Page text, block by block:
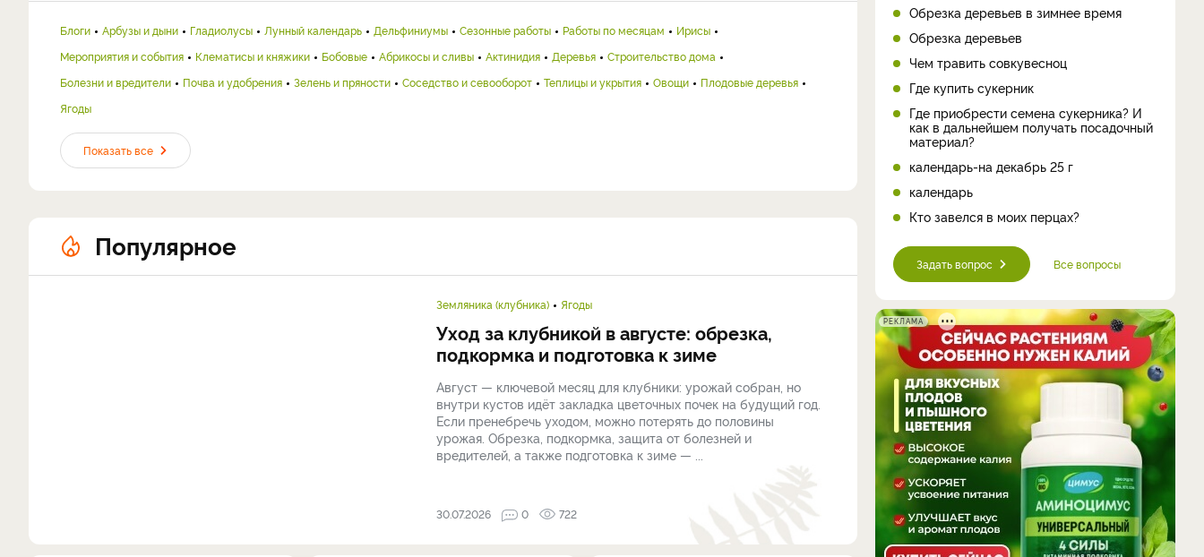
Блоги Арбузы и дыни Гладиолусы Лунный календарь Дельфиниумы Сезонные работы Работы по месяцам
Ирисы
Мероприятия и события
Клематисы и княжики Бобовые Абрикосы и сливы Актинидия Деревья
Строительство дома
Болезни и вредители
Почва и удобрения Зелень и пряности Соседство и севооборот Теплицы и укрытия Овощи
Плодовые деревья
Ягоды
Показать все
Популярное
Земляника (клубника) Ягоды
Уход за клубникой в августе: обрезка,
подкормка и подготовка к зиме
Август — ключевой месяц для клубники: урожай собран, но
внутри кустов идёт закладка цветочных почек на будущий год.
Если пренебречь уходом, можно потерять до половины
урожая. Обрезка, подкормка, защита от болезней и
вредителей, а также подготовка к зиме — ...
30.07.2026 0 722
Обрезка деревьев в зимнее время
Обрезка деревьев
Чем травить совкувесноц
Где купить сукерник
Где приобрести семена сукерника? И
как в дальнейшем получать посадочный
материал?
календарь-на декабрь 25 г
календарь
Кто завелся в моих перцах?
Задать вопрос Все вопросы
РЕКЛАМА